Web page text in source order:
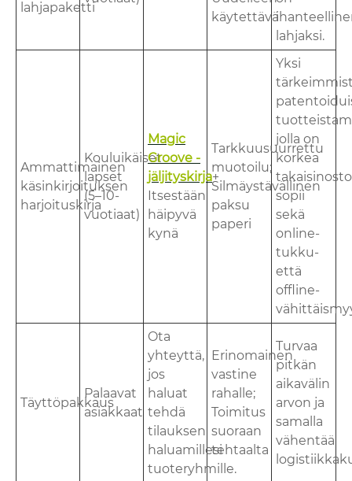
lahjapaketti
käytettävä
lahjaksi.
Ammattimainen
käsinkirjoituksen
harjoituskirja
Kouluikäiset
lapset
(5–10-
vuotiaat)
Magic
Groove -
jäljityskirja+
Itsestään
häipyvä
kynä
Tarkkuusuurrettu
muotoilu;
Silmäystävällinen
paksu
paperi
Yksi
jolla on
korkea
sopii
sekä
online-
tukku-
että
offline-
Täyttöpakkaus
Palaavat
asiakkaat
Ota
yhteyttä,
jos
haluat
tehdä
tilauksen
haluamillesi
tuoteryhmille.
Erinomainen
vastine
rahalle;
Toimitus
suoraan
tehtaalta
Turvaa
pitkän
aikavälin
arvon ja
samalla
vähentää